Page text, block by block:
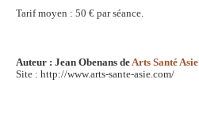
Tarif moyen : 50 € par séance.
Auteur : Jean Obenans deArts Santé Asie
Site : http://www.arts-sante-asie.com/